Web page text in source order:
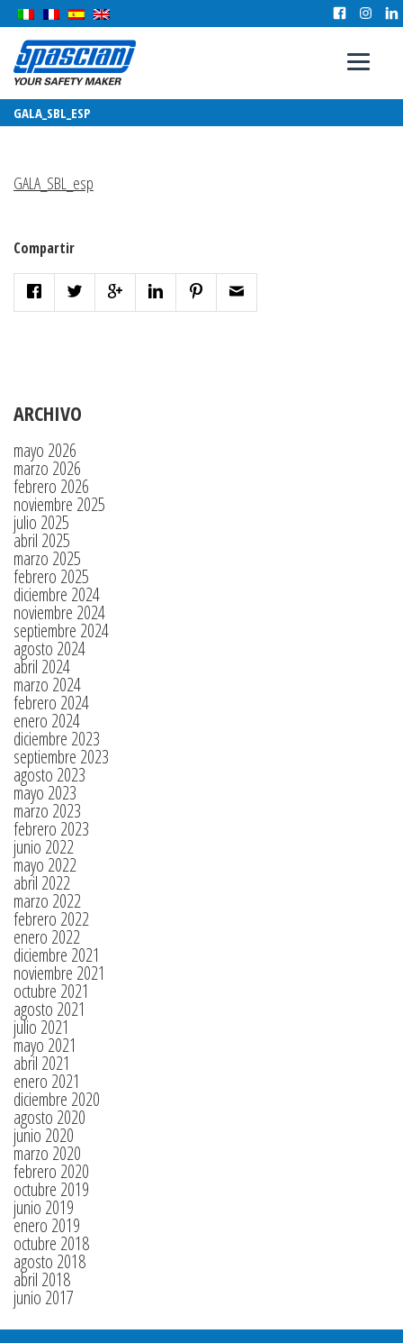
GALA_SBL_ESP
GALA_SBL_esp
Compartir
ARCHIVO
mayo 2026
marzo 2026
febrero 2026
noviembre 2025
julio 2025
abril 2025
marzo 2025
febrero 2025
diciembre 2024
noviembre 2024
septiembre 2024
agosto 2024
abril 2024
marzo 2024
febrero 2024
enero 2024
diciembre 2023
septiembre 2023
agosto 2023
mayo 2023
marzo 2023
febrero 2023
junio 2022
mayo 2022
abril 2022
marzo 2022
febrero 2022
enero 2022
diciembre 2021
noviembre 2021
octubre 2021
agosto 2021
julio 2021
mayo 2021
abril 2021
enero 2021
diciembre 2020
agosto 2020
junio 2020
marzo 2020
febrero 2020
octubre 2019
junio 2019
enero 2019
octubre 2018
agosto 2018
abril 2018
junio 2017